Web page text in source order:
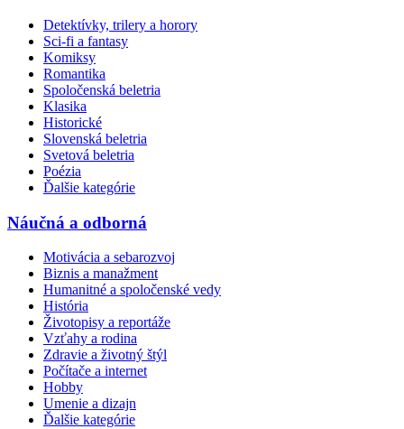
Detektívky, trilery a horory
Sci-fi a fantasy
Komiksy
Romantika
Spoločenská beletria
Klasika
Historické
Slovenská beletria
Svetová beletria
Poézia
Ďalšie kategórie
Náučná a odborná
Motivácia a sebarozvoj
Biznis a manažment
Humanitné a spoločenské vedy
História
Životopisy a reportáže
Vzťahy a rodina
Zdravie a životný štýl
Počítače a internet
Hobby
Umenie a dizajn
Ďalšie kategórie